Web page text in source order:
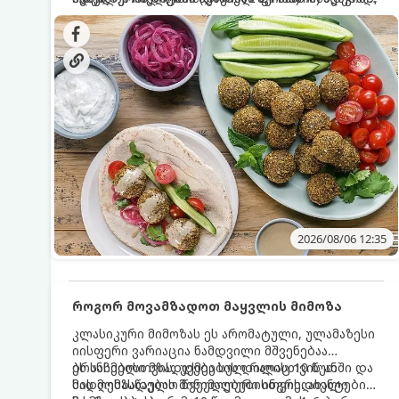
სალათებთან ერთად ან ტახინის (სესამის)
სოუსთან მირთმევისთვის.
იდეალურად შეინარჩუნოს და არ დაიშალოს.
დრო: 10–15 წუთი ულუფა: 20–24 ცალი ბურთულა
(4–6 პორცია)
2026/08/06 12:35
როგორ მოვამზადოთ მაყვლის მიმოზა
კლასიკური მიმოზას ეს არომატული, ულამაზესი
იისფერი ვარიაცია ნამდვილი მშვენებაა
ბრანჩებისთვის, უქმეების დილისთვის ან
სადღესასწაულო წვეულებებისთვის. ახალი
ეს სასმელი მზადდება სულ რაღაც 10 წუთში და
მის მომზადებას მინიმალური ინგრედიენტები